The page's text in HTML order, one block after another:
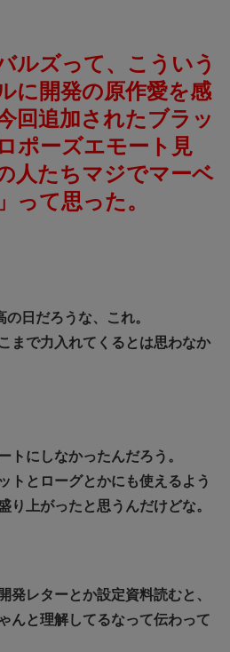
ルズって、こういう
に開発の原作愛を感
回追加されたブラッ
ポーズエモート見
人たちマジでマーベ
って思った。
日だろうな、これ。
まで力入れてくるとは思わなか
トにしなかったんだろう。
トとローグとかにも使えるよう
り上がったと思うんだけどな。
発レターとか設定資料読むと、
んと理解してるなって伝わって